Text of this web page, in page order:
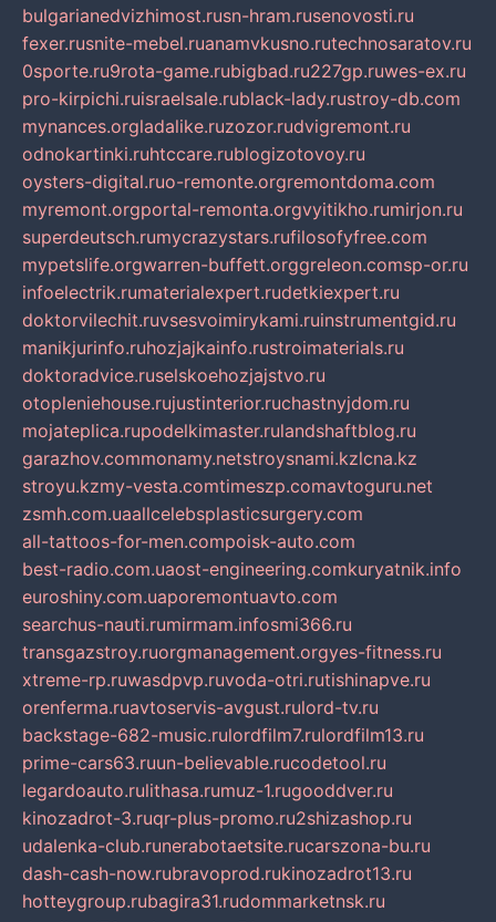
bulgarianedvizhimost.rusn-hram.rusenovosti.ru
fexer.rusnite-mebel.ruanamvkusno.rutechnosaratov.ru
0sporte.ru9rota-game.rubigbad.ru227gp.ruwes-ex.ru
pro-kirpichi.ruisraelsale.rublack-lady.rustroy-db.com
mynances.orgladalike.ruzozor.rudvigremont.ru
odnokartinki.ruhtccare.rublogizotovoy.ru
oysters-digital.ruo-remonte.orgremontdoma.com
myremont.orgportal-remonta.orgvyitikho.rumirjon.ru
superdeutsch.rumycrazystars.rufilosofyfree.com
mypetslife.orgwarren-buffett.orggreleon.comsp-or.ru
infoelectrik.rumaterialexpert.rudetkiexpert.ru
doktorvilechit.ruvsesvoimirykami.ruinstrumentgid.ru
manikjurinfo.ruhozjajkainfo.rustroimaterials.ru
doktoradvice.ruselskoehozjajstvo.ru
otopleniehouse.rujustinterior.ruchastnyjdom.ru
mojateplica.rupodelkimaster.rulandshaftblog.ru
garazhov.commonamy.netstroysnami.kzlcna.kz
stroyu.kzmy-vesta.comtimeszp.comavtoguru.net
zsmh.com.uaallcelebsplasticsurgery.com
all-tattoos-for-men.compoisk-auto.com
best-radio.com.uaost-engineering.comkuryatnik.info
euroshiny.com.uaporemontuavto.com
searchus-nauti.rumirmam.infosmi366.ru
transgazstroy.ruorgmanagement.orgyes-fitness.ru
xtreme-rp.ruwasdpvp.ruvoda-otri.rutishinapve.ru
orenferma.ruavtoservis-avgust.rulord-tv.ru
backstage-682-music.rulordfilm7.rulordfilm13.ru
prime-cars63.ruun-believable.rucodetool.ru
legardoauto.rulithasa.rumuz-1.rugooddver.ru
kinozadrot-3.ruqr-plus-promo.ru2shizashop.ru
udalenka-club.runerabotaetsite.rucarszona-bu.ru
dash-cash-now.rubravoprod.rukinozadrot13.ru
hotteygroup.rubagira31.rudommarketnsk.ru